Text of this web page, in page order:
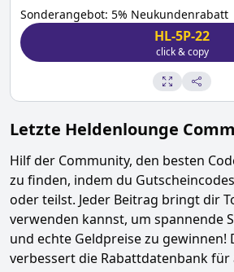
Sonderangebot: 5% Neukundenrabatt
HL-5P-22
click & copy
Letzte Heldenlounge
Hilf der Community, den besten
zu finden, indem du
oder teilst. Jeder Beitrag bringt dir
verwenden kannst, um spannende
und echte Geldpreise zu gewinnen!
verbessert die Rabattdatenbank für